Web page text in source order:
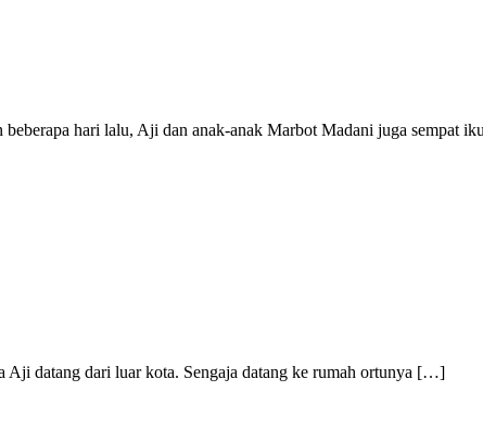
hari lalu, Aji dan anak-anak Marbot Madani juga sempat
Aji datang dari luar kota. Sengaja datang ke rumah ortunya […]